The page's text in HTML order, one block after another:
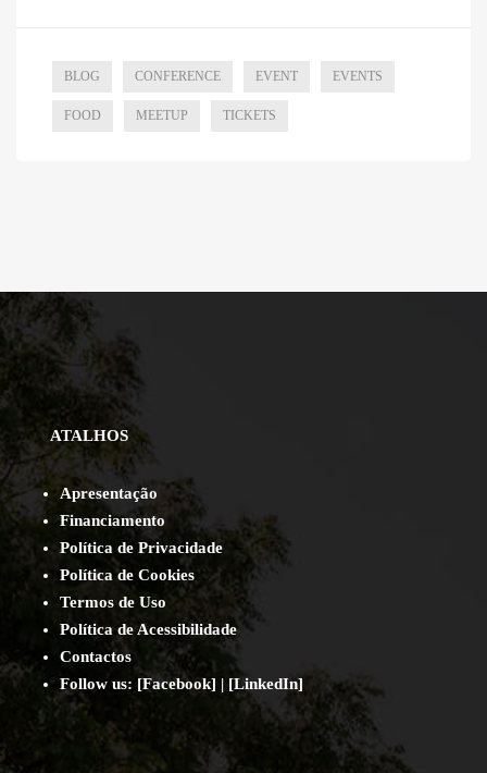
BLOG CONFERENCE EVENT EVENTS
FOOD MEETUP TICKETS
ATALHOS
Apresentação
Financiamento
Política de Privacidade
Política de Cookies
Termos de Uso
Política de Acessibilidade
Contactos
Follow us: [Facebook] | [LinkedIn]